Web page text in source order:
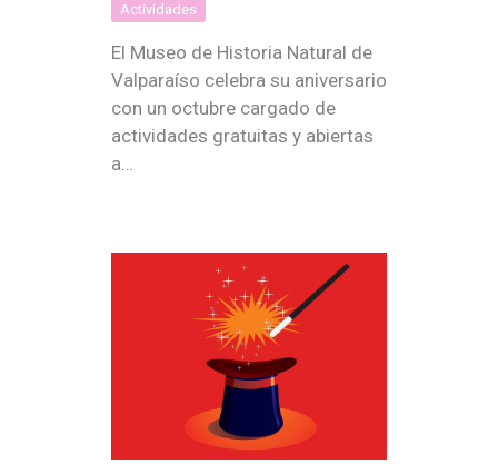
Actividades
El Museo de Historia Natural de
Valparaíso celebra su aniversario
con un octubre cargado de
actividades gratuitas y abiertas
a…